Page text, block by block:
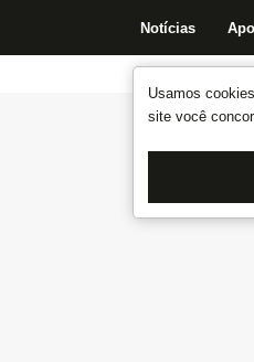
Usamos
site você
Notícias